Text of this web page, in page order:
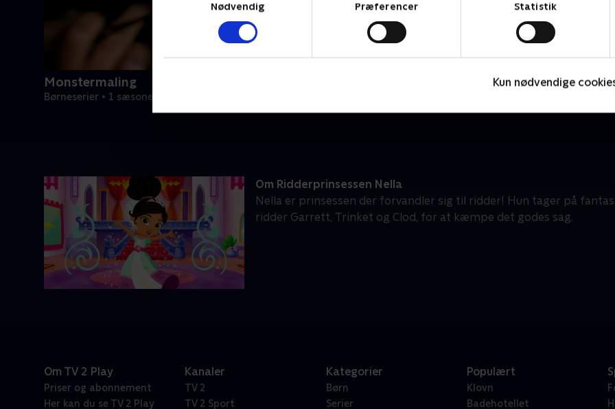
Nødvendig
Præferencer Statistik
Kun nødvendige
Monstermaling
Børneserier • 1 sæsoner
Om Ridderprinsessen Nella
Nella er prinsessen der forvandler sig til ridder! Hun tager på
ridder Garrett, Trinket og Clod, for at kæmpe det godes sag.
Om TV 2 Play
Priser og abonnement
Her kan du se TV 2 Play
Kanaler
TV 2
TV 2 Sport
Kategorier
Børn
Serier
Populært
Klovn
Badehotellet